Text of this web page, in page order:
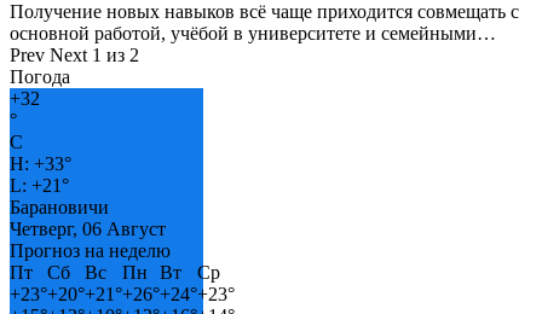
Получение новых навыков всё чаще приходится совмещать с
основной работой, учёбой в университете и семейными…
Prev Next 1 из 2
Погода
+32
°
C
H: +33°
L: +21°
Барановичи
Четверг, 06 Август
Прогноз на неделю
Пт
Сб Вс Пн Вт
Ср
+23°+20°+21°+26°+24°+23°